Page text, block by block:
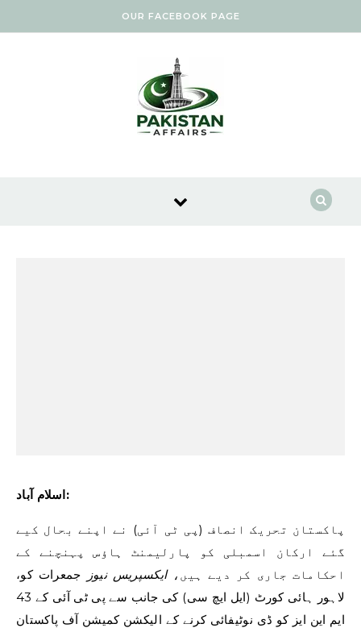
OUR FACEBOOK PAGE
اسلام آباد:
پاکستان تحریک انصاف (پی ٹی آئی) نے اپنے بحال کیے
گئے ارکان اسمبلی کو پارلیمنٹ ہاؤس پہنچنے کے
احکامات جاری کر دیے ہیں،ایکسپریس نیوز
جمعرات کو،
لاہور ہائی کورٹ (ایل ایچ سی) کی جانب سے پی ٹی آئی کے 43
ایم این ایز کو ڈی نوٹیفائی کرنے کے الیکشن کمیشن آف پاکستان